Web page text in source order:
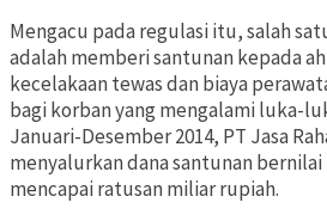
Mengacu pada regulasi itu, salah
adalah memberi santunan kepada
kecelakaan tewas dan biaya
bagi korban yang mengalami luka-
Januari-Desember 2014, PT Jasa
menyalurkan dana santunan bernilai
mencapai ratusan miliar rupiah.